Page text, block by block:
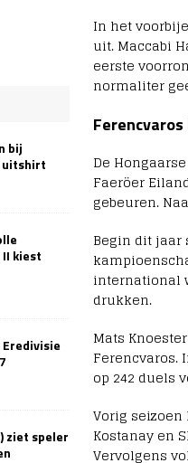
In het
uit. Maccabi
eerste
normaliter
De
Faeröer
gebeuren.
Begin dit jaar
international
drukken.
Mats
Ferencvaros.
op 242 duels
Vorig
Kostanay en
Vervolgens
bij
uitshirt
kiest
Eredivisie
ziet speler